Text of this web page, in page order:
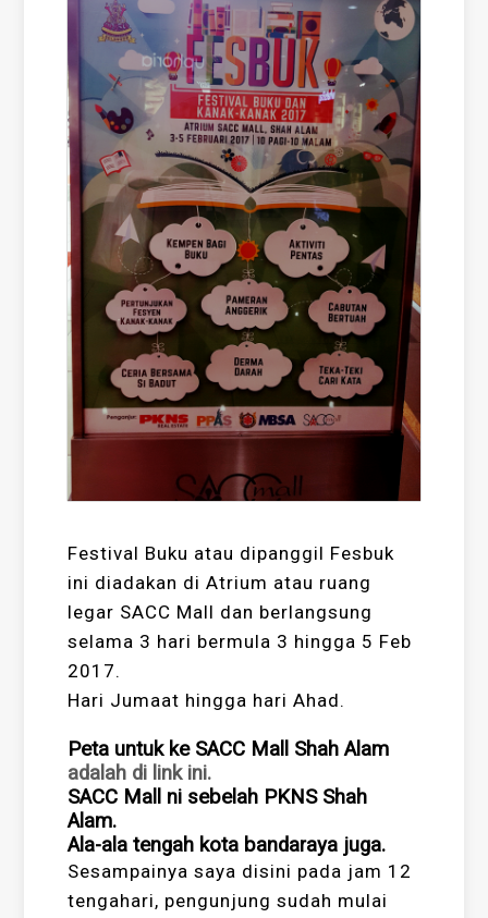
Festival Buku atau dipanggil Fesbuk
ini diadakan di Atrium atau ruang
legar SACC Mall dan berlangsung
selama 3 hari bermula 3 hingga 5 Feb
2017.
Hari Jumaat hingga hari Ahad.
Peta untuk ke SACC Mall Shah Alam
adalah di link ini.
SACC Mall ni sebelah PKNS Shah
Alam.
Ala-ala tengah kota bandaraya juga.
Sesampainya saya disini pada jam 12
tengahari, pengunjung sudah mulai